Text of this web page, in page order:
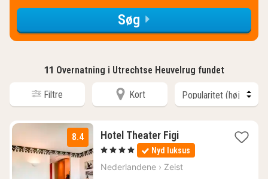
Søg
11 Overnatning i Utrechtse Heuvelrug fundet
Filtre Kort
8.4 Hotel Theater Figi1
nat
fra
724
, 4 Stjerner Nyd luksus
Nederlandene › Zeist